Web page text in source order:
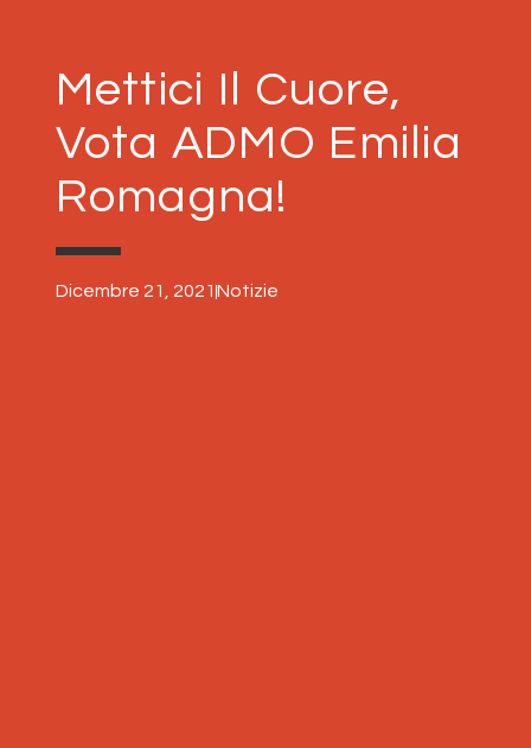
Mettici Il Cuore,
Vota ADMO Emilia
Romagna!
Dicembre 21, 2021 Notizie